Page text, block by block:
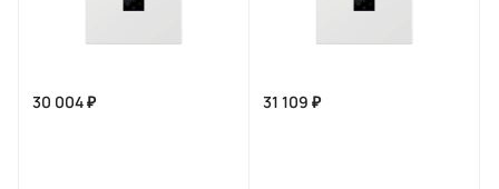
30 004 ₽ 31 109 ₽